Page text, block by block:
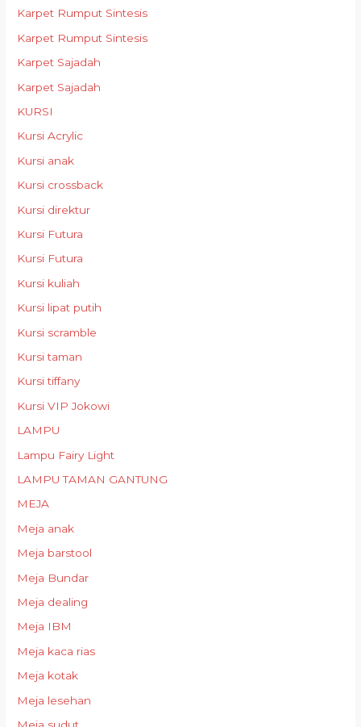
Karpet Rumput Sintesis
Karpet Rumput Sintesis
Karpet Sajadah
Karpet Sajadah
KURSI
Kursi Acrylic
Kursi anak
Kursi crossback
Kursi direktur
Kursi Futura
Kursi Futura
Kursi kuliah
Kursi lipat putih
Kursi scramble
Kursi taman
Kursi tiffany
Kursi VIP Jokowi
LAMPU
Lampu Fairy Light
LAMPU TAMAN GANTUNG
MEJA
Meja anak
Meja barstool
Meja Bundar
Meja dealing
Meja IBM
Meja kaca rias
Meja kotak
Meja lesehan